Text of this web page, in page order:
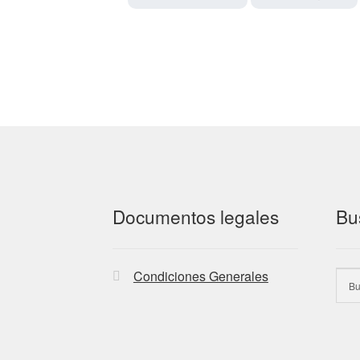
Documentos legales
Condiciones Generales